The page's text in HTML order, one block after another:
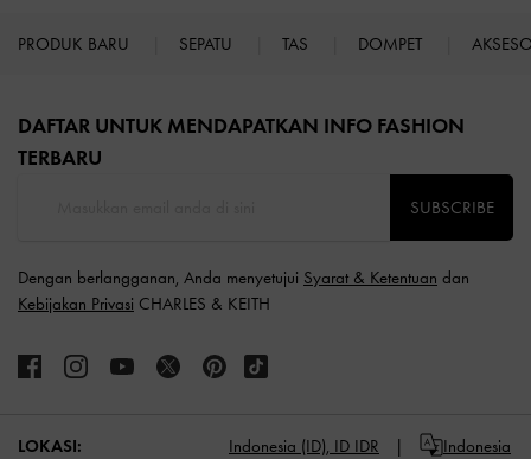
PRODUK BARU SEPATU TAS DOMPET
DAFTAR UNTUK MENDAPATKAN INFO FASHION
TERBARU​
SUBSCRIBE
Dengan berlangganan, Anda menyetujui Syarat & Ketentuan dan
Kebijakan Privasi CHARLES & KEITH
LOKASI: Indonesia (ID), ID IDR Indonesia